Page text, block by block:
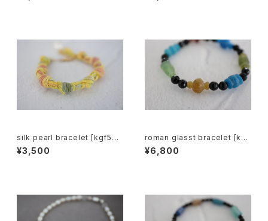
silk pearl bracelet [kgf533
0]
¥3,500
roman glasst bracelet [kgf
5570]
¥6,800